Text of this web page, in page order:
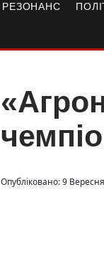
РЕЗОНАНС
Опубліковано: 9